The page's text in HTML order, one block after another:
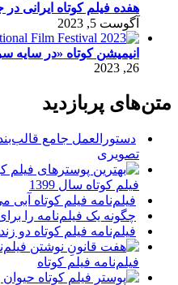
هفده فیلم کوتاه ایرانی
آگوست 5, 2023
انیمیشن کوتاه «در سایه
26, 2023
متن‌های پربازدید
دستورالعمل جامع
تصویری
فیلم کوتاه سال 1399
فیلم‌نامه فیلم کوتاه آبی
چگونه یک فیلم‌نامه را
فیلم‌نامه فیلم کوتاه دو
فیلم‌نامه فیلم کوتاه